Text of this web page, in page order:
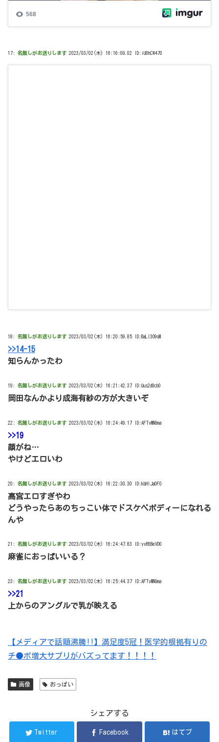
17: 名無しがお送りします 2023/03/02(木) 16:16:09.02 ID:iU8hCW470
18: 名無しがお送りします 2023/03/02(木) 16:20:59.85 ID:BaLl3O9oM
>>14-15
知らんかったわ
19: 名無しがお送りします 2023/03/02(木) 16:21:42.37 ID:Uus2dOcb0
岡田なんかより成海有紗の方が大きいぞ
22: 名無しがお送りします 2023/03/02(木) 16:24:49.17 ID:AFTvMNGma
>>19
顔がね…
やけどエロいわ
20: 名無しがお送りします 2023/03/02(木) 16:22:30.30 ID:kbHIJa0F0
高宮エロすぎやわ
どうやったらあのちっこい体でドスケベボディーになれる
んや
21: 名無しがお送りします 2023/03/02(木) 16:24:47.83 ID:yxR6BeVD0
麻雀におっぱいいる？
23: 名無しがお送りします 2023/03/02(木) 16:25:44.37 ID:AFTvMNGma
>>21
上からのアングルで乳が映える
【メディアで話題沸騰!!】満足度5冠！医学的根拠有りの
チ●ポ増大サプリがバズってます！！！！
画像 おっぱい
シェアする
Twitter Facebook はてブ